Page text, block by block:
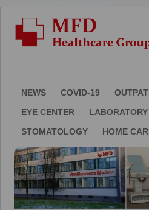
NEWS COVID-19
EYE CENTER
LABORATORY
STOMATOLOGY
HOME